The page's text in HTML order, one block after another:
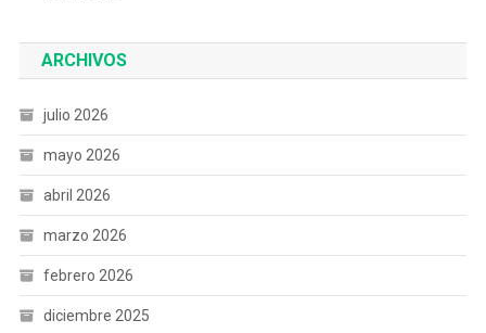
ARCHIVOS
julio 2026
mayo 2026
abril 2026
marzo 2026
febrero 2026
diciembre 2025